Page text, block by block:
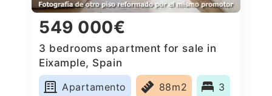
549 000€
3 bedrooms apartment for sale in
Eixample, Spain
Apartamento
88m2 3